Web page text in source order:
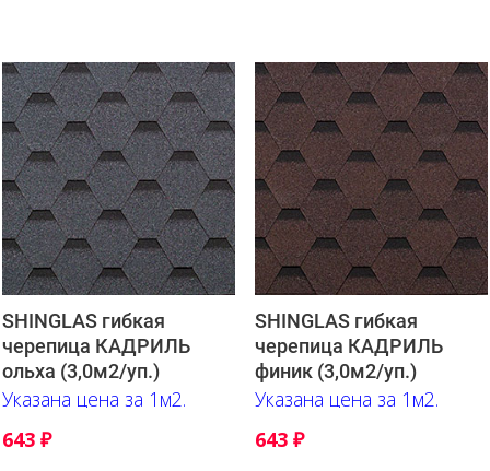
SHINGLAS гибкая
черепица КАДРИЛЬ
ольха (3,0м2/уп.)
Указана цена за 1м2.
643 ₽
SHINGLAS гибкая
черепица КАДРИЛЬ
финик (3,0м2/уп.)
Указана цена за 1м2.
643 ₽